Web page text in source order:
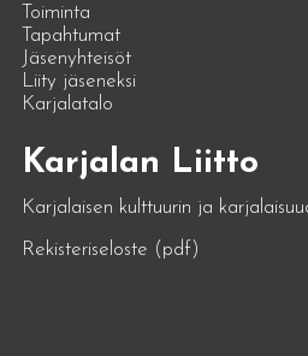
Toiminta
Tapahtumat
Jäsenyhteisöt
Liity jäseneksi
Karjalatalo
Karjalan Liitto
Karjalaisen kulttuurin ja
Rekisteriseloste (pdf)